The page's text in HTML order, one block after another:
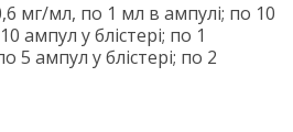
мг/мл, по 1 мл в ампулі; по 10
ампул у блістері; по 1
5 ампул у блістері; по 2